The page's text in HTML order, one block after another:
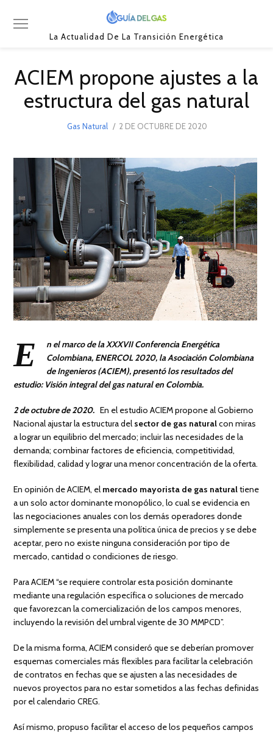
La Actualidad De La Transición Energética
ACIEM propone ajustes a la
estructura del gas natural
Gas Natural
POSTED
2 DE OCTUBRE DE 2020
DE
E
n el marco de la XXXVII Conferencia Energética
Colombiana, ENERCOL 2020, la Asociación Colombiana
de Ingenieros (ACIEM), presentó los resultados del
estudio: Visión integral del gas natural en Colombia.
2 de octubre de 2020. En el estudio ACIEM propone al Gobierno
Nacional ajustar la estructura del sector de gas naturalcon miras
a lograr un equilibrio del mercado; incluir las necesidades de la
demanda; combinar factores de eficiencia, competitividad,
flexibilidad, calidad y lograr una menor concentración de la oferta.
En opinión de ACIEM, el mercado mayorista de gas naturaltiene
a un solo actor dominante monopólico, lo cual se evidencia en
las negociaciones anuales con los demás operadores donde
simplemente se presenta una política única de precios y se debe
aceptar, pero no existe ninguna consideración por tipo de
mercado, cantidad o condiciones de riesgo.
Para ACIEM “se requiere controlar esta posición dominante
mediante una regulación específica o soluciones de mercado
que favorezcan la comercialización de los campos menores,
incluyendo la revisión del umbral vigente de 30 MMPCD”.
De la misma forma, ACIEM consideró que se deberían promover
esquemas comerciales más flexibles para facilitar la celebración
de contratos en fechas que se ajusten a las necesidades de
nuevos proyectos para no estar sometidos a las fechas definidas
por el calendario CREG.
Así mismo, propuso facilitar el acceso de los pequeños campos